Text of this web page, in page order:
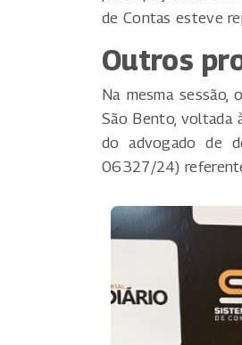
de Contas esteve
Outros
Na mesma
São Bento, voltada
do advogado de
06327/24)